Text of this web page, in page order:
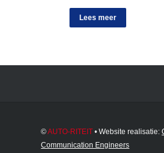
Lees meer
©AUTO-RITEIT • Website realisatie:
Communication Engineers